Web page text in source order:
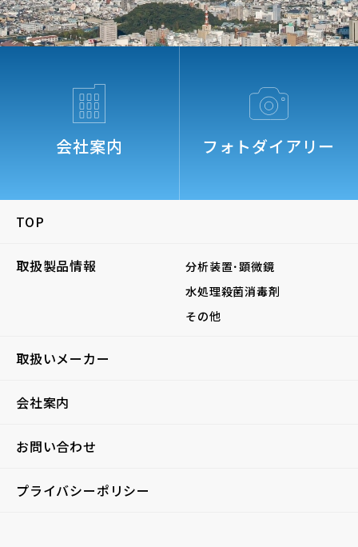
会社案内 フォトダイアリー
TOP
取扱製品情報
分析装置･顕微鏡
水処理殺菌消毒剤
その他
取扱いメーカー
会社案内
お問い合わせ
プライバシーポリシー